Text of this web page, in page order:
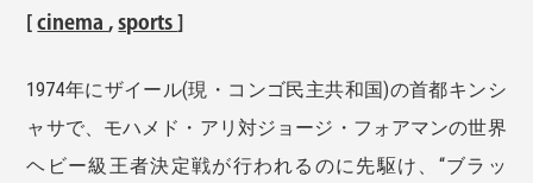
[cinema,sports]
1974年にザイール(現・コンゴ民主共和国)の首都キンシ
ャサで、モハメド・アリ対ジョージ・フォアマンの世界
ヘビー級王者決定戦が行われるのに先駆け、“ブラッ